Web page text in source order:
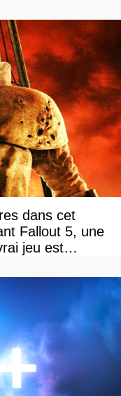
dans cet
Fallout 5, une
jeu est